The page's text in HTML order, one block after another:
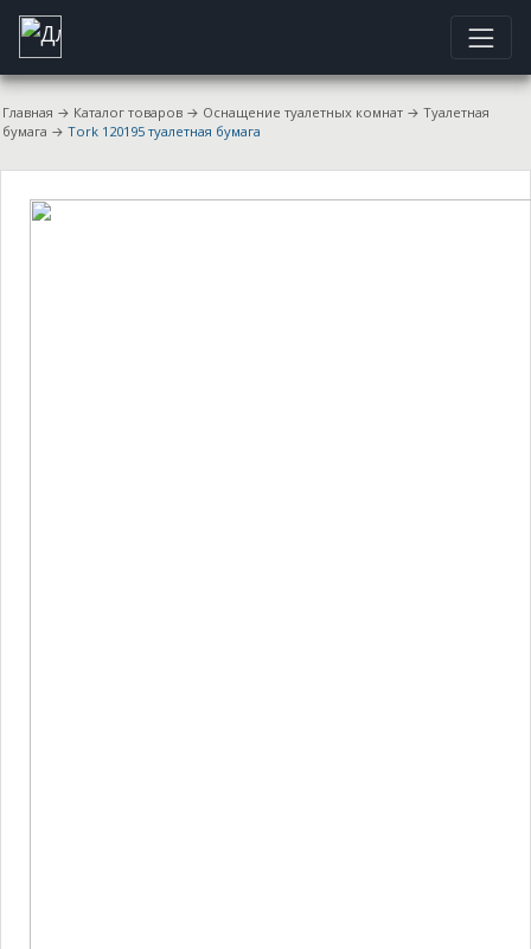
Главная → Каталог товаров → Оснащение туалетных комнат → Туалетная
бумага → Tork 120195 туалетная бумага